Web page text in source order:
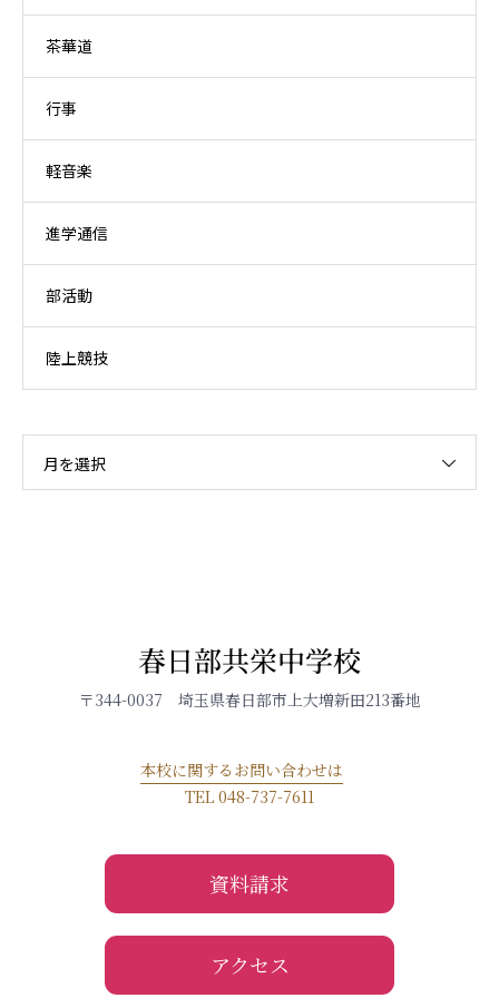
茶華道
行事
軽音楽
進学通信
部活動
陸上競技
月を選択
春日部共栄中学校
〒344-0037 埼玉県春日部市上大増新田213番地
本校に関するお問い合わせは
TEL 048-737-7611
資料請求
アクセス